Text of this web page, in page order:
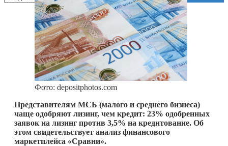
Фото: depositphotos.com
Представителям МСБ (малого и среднего бизнеса)
чаще одобряют лизинг, чем кредит: 23% одобренных
заявок на лизинг против 3,5% на кредитование. Об
этом свидетельствует анализ финансового
маркетплейса «Сравни».